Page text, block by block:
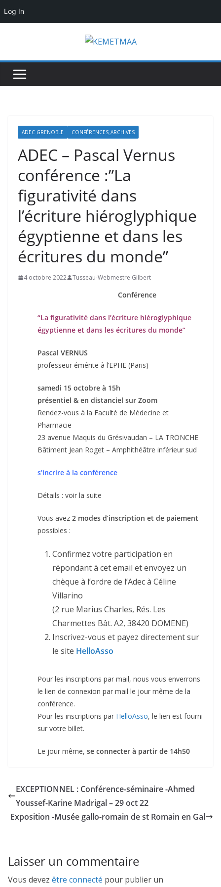
Log In
ADEC GRENOBLE CONFÉRENCES_ARCHIVES
ADEC – Pascal Vernus
conférence :”La
figurativité dans
l’écriture hiéroglyphique
égyptienne et dans les
écritures du monde”
4 octobre 2022 Tusseau-Webmestre Gilbert
Conférence
“La figurativité dans l’écriture hiéroglyphique
égyptienne et dans les écritures du monde”
Pascal VERNUS
professeur émérite à l’EPHE (Paris)
samedi 15 octobre à 15h
présentiel & en distanciel sur Zoom
Rendez-vous à la Faculté de Médecine et
Pharmacie
23 avenue Maquis du Grésivaudan – LA TRONCHE
Bâtiment Jean Roget – Amphithéâtre inférieur sud
s’incrire à la conférence
Détails : voir la suite
Vous avez 2 modes d’inscription et de paiement
possibles :
Confirmez votre participation en
répondant à cet email et envoyez un
chèque à l’ordre de l’Adec à Céline
Villarino
(2 rue Marius Charles, Rés. Les
Charmettes Bât. A2, 38420 DOMENE)
Inscrivez-vous et payez directement sur
le site HelloAsso
Pour les inscriptions par mail, nous vous enverrons
le lien de connexion par mail le jour même de la
conférence.
Pour les inscriptions par HelloAsso, le lien est fourni
sur votre billet.
Le jour même, se connecter à partir de 14h50
EXCEPTIONNEL : Conférence-séminaire -Ahmed
Youssef-Karine Madrigal – 29 oct 22
Exposition -Musée gallo-romain de st Romain en Gal
Laisser un commentaire
Vous devez être connecté pour publier un